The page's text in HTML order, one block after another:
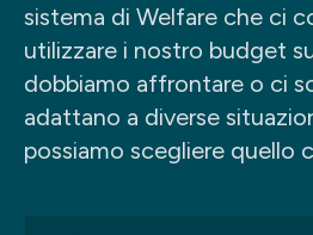
sistema di Welfare che ci
utilizzare i nostro budget
dobbiamo affrontare o ci
adattano a diverse
possiamo scegliere quello